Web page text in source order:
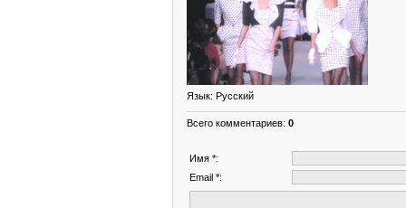
Язык: Русский
Всего комментариев: 0
Имя *:
Email *: